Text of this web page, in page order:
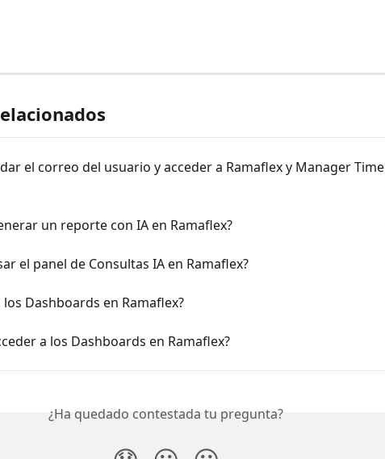
el correo del usuario y acceder a Ramaflex y Manager Time
un reporte con IA en Ramaflex?
el panel de Consultas IA en Ramaflex?
los Dashboards en Ramaflex?
a los Dashboards en Ramaflex?
¿Ha quedado contestada tu pregunta?